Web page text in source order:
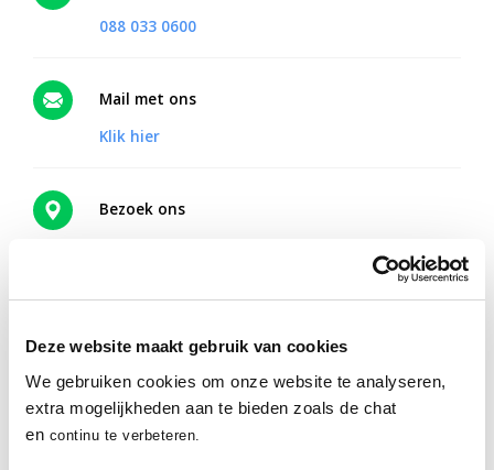
Deze website maakt gebruik van cookies
We gebruiken cookies om onze website te analyseren,
extra mogelijkheden aan te bieden zoals de chat
en continu te verbeteren.
088 033 0600
Mail met ons
Klik hier
Bezoek ons
Online therapie vanuit huis?